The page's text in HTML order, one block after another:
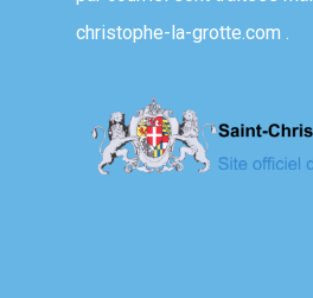
christophe-la-grotte.com .